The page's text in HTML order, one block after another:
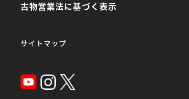
古物営業法に基づく表示
サイトマップ